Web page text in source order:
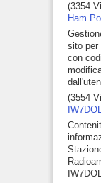
(3354
Ham
sito per
con
(3554